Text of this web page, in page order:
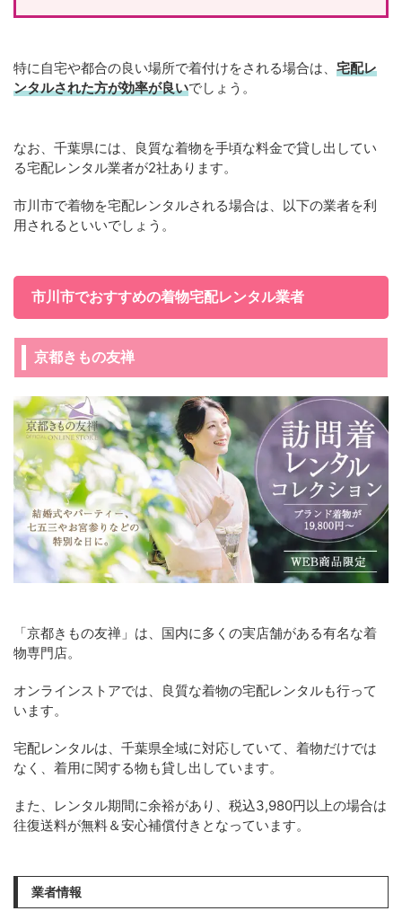
特に自宅や都合の良い場所で着付けをされる場合は、 宅配レ
ンタルされた方が効率が良いでしょう。
なお、千葉県には、良質な着物を手頃な料金で貸し出してい
る宅配レンタル業者が2社あります。
市川市で着物を宅配レンタルされる場合は、以下の業者を利
用されるといいでしょう。
市川市でおすすめの着物宅配レンタル業者
京都きもの友禅
「京都きもの友禅」は、国内に多くの実店舗がある有名な着
物専門店。
オンラインストアでは、良質な着物の宅配レンタルも行って
います。
宅配レンタルは、千葉県全域に対応していて、着物だけでは
なく、着用に関する物も貸し出しています。
また、レンタル期間に余裕があり、税込3,980円以上の場合は
往復送料が無料＆安心補償付きとなっています。
業者情報